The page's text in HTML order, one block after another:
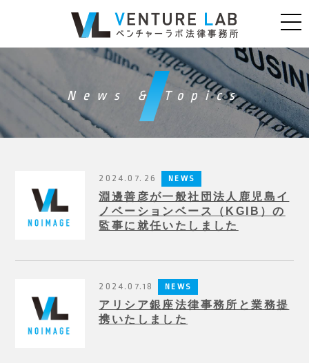
News & Topics
2024.07.26 NEWS
淵邊善彦が一般社団法人鹿児島イ
ノベーションベース（KGIB）の
監事に就任いたしました
2024.07.18 NEWS
アリシア銀座法律事務所と業務提
携いたしました